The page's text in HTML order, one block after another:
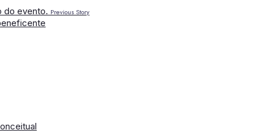
Previous Story